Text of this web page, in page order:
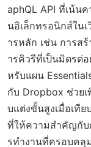
aphQL API ที่เน้น
นอิเล็กทรอนิกส์ใน
ารหลัก เช่น การส
ารคิวรีที่เป็นมิตรต่
หรับแผน
กับ Dropbox ช่วย
บแต่งขั้นสูงเมื่อเที
ที่ให้ความสำคัญกับ
รทำงานที่ครอบคลุม